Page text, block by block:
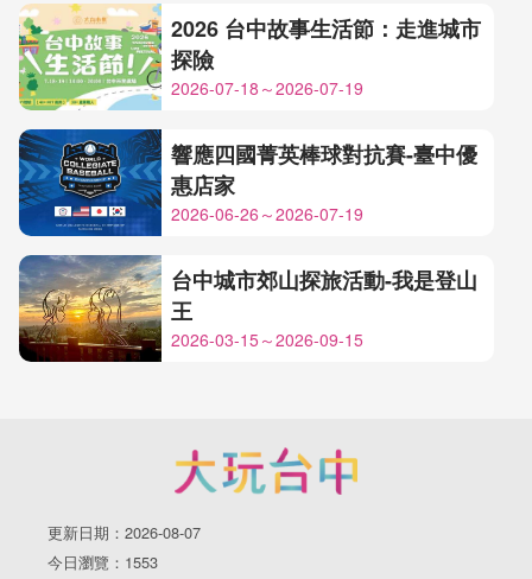
2026 台中故事生活節：走進城市
探險
2026-07-18～2026-07-19
響應四國菁英棒球對抗賽-臺中優
惠店家
2026-06-26～2026-07-19
台中城市郊山探旅活動-我是登山
王
2026-03-15～2026-09-15
更新日期：2026-08-07
今日瀏覽：1553